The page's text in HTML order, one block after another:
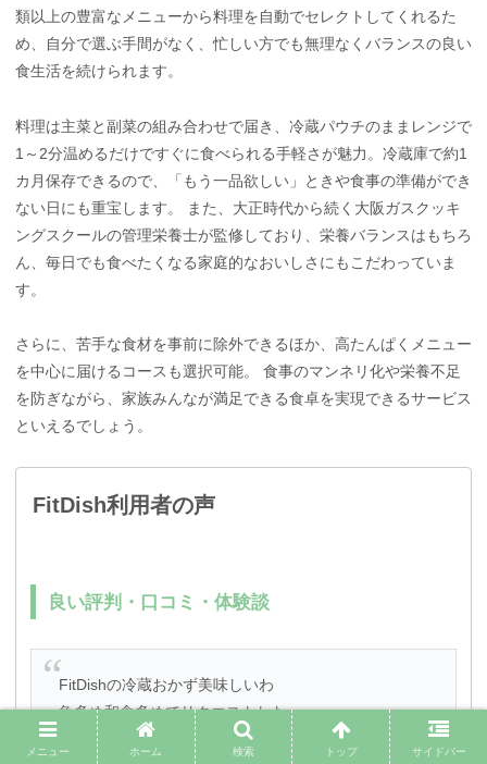
類以上の豊富なメニューから料理を自動でセレクトしてくれるた
め、自分で選ぶ手間がなく、忙しい方でも無理なくバランスの良い
食生活を続けられます。
料理は主菜と副菜の組み合わせで届き、冷蔵パウチのままレンジで
1～2分温めるだけですぐに食べられる手軽さが魅力。冷蔵庫で約1
カ月保存できるので、「もう一品欲しい」ときや食事の準備ができ
ない日にも重宝します。 また、大正時代から続く大阪ガスクッキ
ングスクールの管理栄養士が監修しており、栄養バランスはもちろ
ん、毎日でも食べたくなる家庭的なおいしさにもこだわっていま
す。
さらに、苦手な食材を事前に除外できるほか、高たんぱくメニュー
を中心に届けるコースも選択可能。 食事のマンネリ化や栄養不足
を防ぎながら、家族みんなが満足できる食卓を実現できるサービス
といえるでしょう。
FitDish利用者の声
良い評判・口コミ・体験談
FitDishの冷蔵おかず美味しいわ
魚多め和食多めでリクエストした
しっかり味付けされている印象
メニュー ホーム 検索 トップ サイドバー